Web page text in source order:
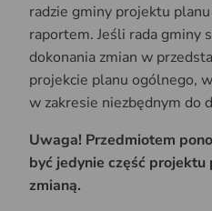
radzie gminy projektu
raportem. Jeśli rada gminy
dokonania zmian w
projekcie planu ogólnego,
w zakresie niezbędnym do
Uwaga! Przedmiotem
być jedynie część
zmianą.